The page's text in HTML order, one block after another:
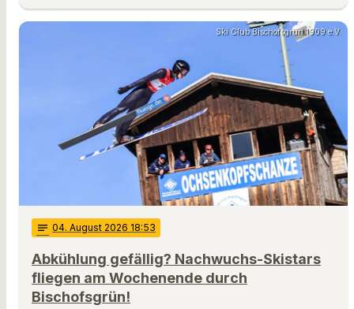
Ski Club Bischofsgrün 1909 e.V.
notes 04. August 2026 18:53
Abkühlung gefällig? Nachwuchs-Skistars
fliegen am Wochenende durch
Bischofsgrün!